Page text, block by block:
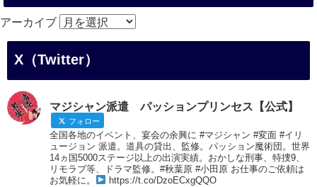
アーカイブ
X（Twitter）
マジシャン派遣 パッションプリンセス【公式】
フォロー
全国各地のイベント、宴会の余興に #マジシャン #変面 #イリ
ュージョン 派遣。道具の貸出、監修。パッション魔術団。世界
14ヵ国5000ステージ以上の出演実績。おかしな刑事、特捜9、
リモラブ等、ドラマ監修。#秋葉原 #小田原 お仕事のご依頼は
お気軽に。
https://t.co/DzoECxgQQO